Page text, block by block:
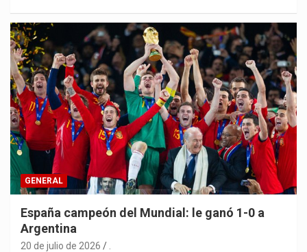
GENERAL
España campeón del Mundial: le ganó 1-0 a
Argentina
20 de julio de 2026